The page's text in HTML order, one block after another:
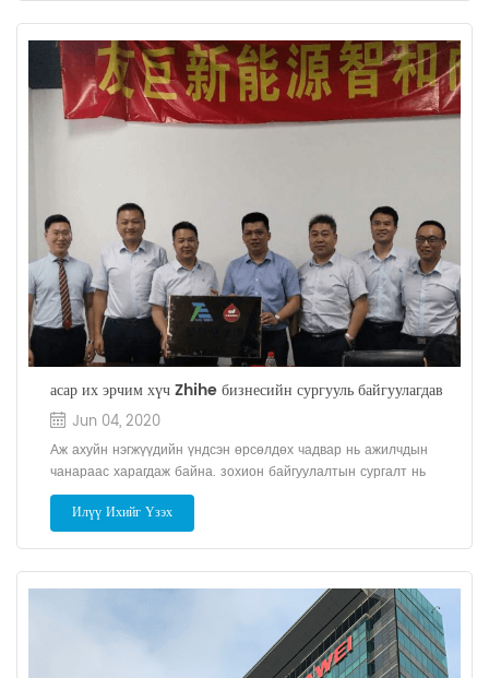
асар их эрчим хүч Zhihe бизнесийн сургууль байгуулагдав
Jun 04, 2020
Аж ахуйн нэгжүүдийн үндсэн өрсөлдөх чадвар нь ажилчдын
чанараас харагдаж байна. зохион байгуулалтын сургалт нь
энэхүү өөрчлөлтийн хамгийн хүчирхэг хэрэгсэл юм үйл явц. олон
түвшний дамжуулан, олон өнцөгт ба олон хэлбэрийн системийн
сургалтын шийдлүүд, бид аж ахуйн нэгжийн үр ашиг, үр ашгийг
менежментийг хамтран байгуулах платформ. ярих дарга
бизнесийн сургуулийн деканд олгов бизнесийн сургуулийн
Илүү Ихийг Үзэх